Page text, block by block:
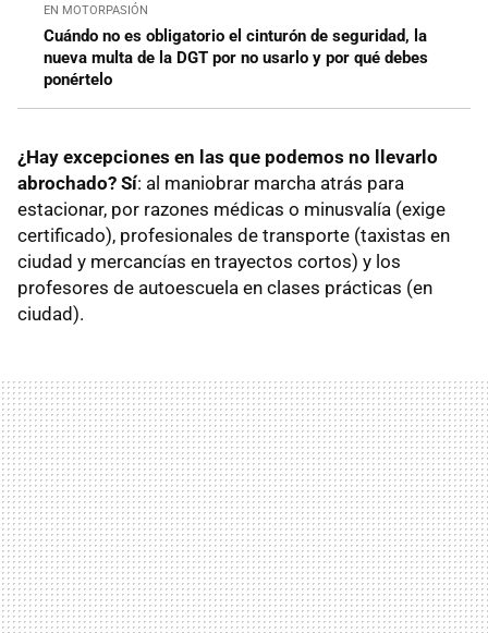
EN MOTORPASIÓN
Cuándo no es obligatorio el cinturón de seguridad, la
nueva multa de la DGT por no usarlo y por qué debes
ponértelo
¿Hay excepciones en las que podemos no llevarlo
abrochado? Sí: al maniobrar marcha atrás para
estacionar, por razones médicas o minusvalía (exige
certificado), profesionales de transporte (taxistas en
ciudad y mercancías en trayectos cortos) y los
profesores de autoescuela en clases prácticas (en
ciudad).